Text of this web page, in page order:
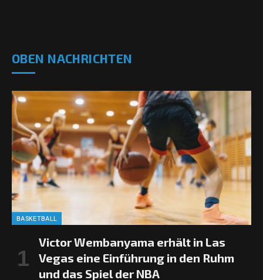
OBEN NACHRICHTEN
BASKETBALL
Victor Wembanyama erhält in Las
Vegas eine Einführung in den Ruhm
und das Spiel der NBA